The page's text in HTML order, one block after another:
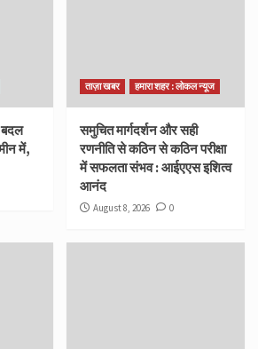
बदल
में,
ताज़ा खबर हमारा शहर : लोकल न्यूज
समुचित मार्गदर्शन और सही
रणनीति से कठिन से कठिन परीक्षा
में सफलता संभव : आईएएस इशित्व
आनंद
August 8, 2026 0